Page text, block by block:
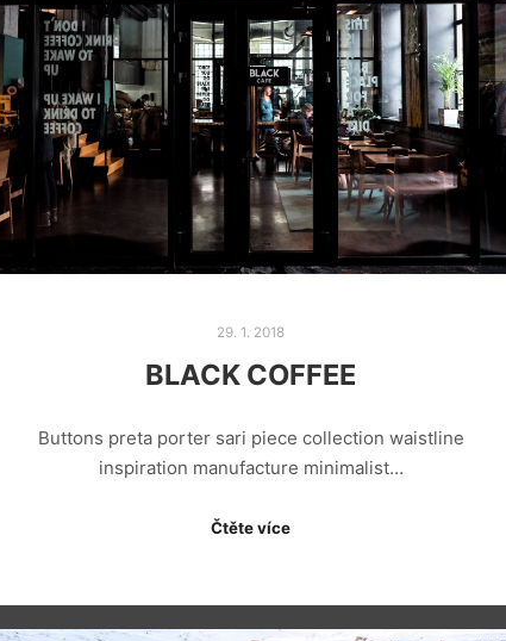
29. 1. 2018
BLACK COFFEE
Buttons preta porter sari piece collection waistline
inspiration manufacture minimalist…
Čtěte více